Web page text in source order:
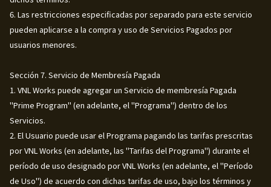
6. Las restricciones especificadas por separado para este servicio
pueden aplicarse a la compra y uso de Servicios Pagados por
usuarios menores.
Sección 7. Servicio de Membresía Pagada
1. VNL Works puede agregar un Servicio de membresía Pagada
"Prime Program" (en adelante, el "Programa") dentro de los
Servicios.
2. El Usuario puede usar el Programa pagando las tarifas prescritas
por VNL Works (en adelante, las "Tarifas del Programa") durante el
período de uso designado por VNL Works (en adelante, el "Período
de Uso") de acuerdo con dichas tarifas de uso, bajo los términos y